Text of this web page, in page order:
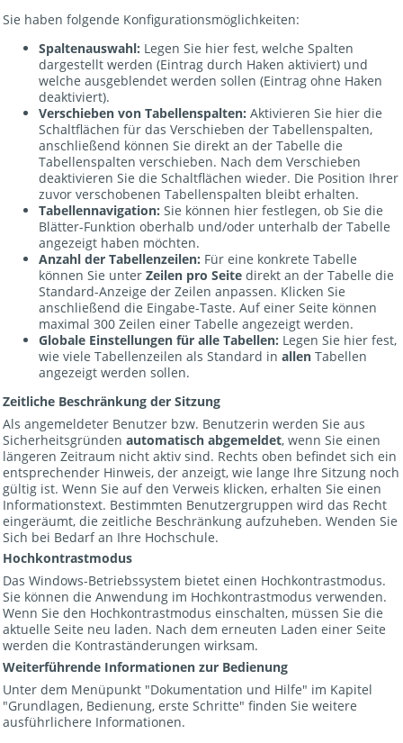
Sie haben folgende Konfigurationsmöglichkeiten:
Spaltenauswahl: Legen Sie hier fest, welche Spalten
dargestellt werden (Eintrag durch Haken aktiviert) und
welche ausgeblendet werden sollen (Eintrag ohne Haken
deaktiviert).
Verschieben von Tabellenspalten: Aktivieren Sie hier die
Schaltflächen für das Verschieben der Tabellenspalten,
anschließend können Sie direkt an der Tabelle die
Tabellenspalten verschieben. Nach dem Verschieben
deaktivieren Sie die Schaltflächen wieder. Die Position Ihrer
zuvor verschobenen Tabellenspalten bleibt erhalten.
Tabellennavigation: Sie können hier festlegen, ob Sie die
Blätter-Funktion oberhalb und/oder unterhalb der Tabelle
angezeigt haben möchten.
Anzahl der Tabellenzeilen: Für eine konkrete Tabelle
können Sie unter Zeilen pro Seite direkt an der Tabelle die
Standard-Anzeige der Zeilen anpassen. Klicken Sie
anschließend die Eingabe-Taste. Auf einer Seite können
maximal 300 Zeilen einer Tabelle angezeigt werden.
Globale Einstellungen für alle Tabellen: Legen Sie hier fest,
wie viele Tabellenzeilen als Standard in allen Tabellen
angezeigt werden sollen.
Zeitliche Beschränkung der Sitzung
Als angemeldeter Benutzer bzw. Benutzerin werden Sie aus
Sicherheitsgründen automatisch abgemeldet, wenn Sie einen
längeren Zeitraum nicht aktiv sind. Rechts oben befindet sich ein
entsprechender Hinweis, der anzeigt, wie lange Ihre Sitzung noch
gültig ist. Wenn Sie auf den Verweis klicken, erhalten Sie einen
Informationstext. Bestimmten Benutzergruppen wird das Recht
eingeräumt, die zeitliche Beschränkung aufzuheben. Wenden Sie
Sich bei Bedarf an Ihre Hochschule.
Hochkontrastmodus
Das Windows-Betriebssystem bietet einen Hochkontrastmodus.
Sie können die Anwendung im Hochkontrastmodus verwenden.
Wenn Sie den Hochkontrastmodus einschalten, müssen Sie die
aktuelle Seite neu laden. Nach dem erneuten Laden einer Seite
werden die Kontraständerungen wirksam.
Weiterführende Informationen zur Bedienung
Unter dem Menüpunkt "Dokumentation und Hilfe" im Kapitel
"Grundlagen, Bedienung, erste Schritte" finden Sie weitere
ausführlichere Informationen.